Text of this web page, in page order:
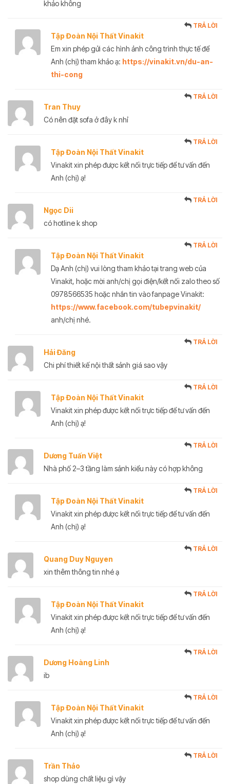
khảo không
Tập Đoàn Nội Thất Vinakit
TRẢ LỜI
Em xin phép gửi các hình ảnh công trình thực tế để
Anh (chị) tham khảo ạ: https://vinakit.vn/du-an-
thi-cong
Tran Thuy
TRẢ LỜI
Có nên đặt sofa ở đây k nhỉ
Tập Đoàn Nội Thất Vinakit
TRẢ LỜI
Vinakit xin phép được kết nối trực tiếp để tư vấn đến
Anh (chị) ạ!
Ngọc Dii
TRẢ LỜI
có hotline k shop
Tập Đoàn Nội Thất Vinakit
TRẢ LỜI
Dạ Anh (chị) vui lòng tham khảo tại trang web của
Vinakit, hoặc mời anh/chị gọi điện/kết nối zalo theo số
0978566535 hoặc nhắn tin vào fanpage Vinakit:
https://www.facebook.com/tubepvinakit/
anh/chị nhé.
Hải Đăng
TRẢ LỜI
Chi phí thiết kế nội thất sảnh giá sao vậy
Tập Đoàn Nội Thất Vinakit
TRẢ LỜI
Vinakit xin phép được kết nối trực tiếp để tư vấn đến
Anh (chị) ạ!
Dương Tuấn Việt
TRẢ LỜI
Nhà phố 2–3 tầng làm sảnh kiểu này có hợp không
Tập Đoàn Nội Thất Vinakit
TRẢ LỜI
Vinakit xin phép được kết nối trực tiếp để tư vấn đến
Anh (chị) ạ!
Quang Duy Nguyen
TRẢ LỜI
xin thêm thông tin nhé ạ
Tập Đoàn Nội Thất Vinakit
TRẢ LỜI
Vinakit xin phép được kết nối trực tiếp để tư vấn đến
Anh (chị) ạ!
Dương Hoàng Linh
TRẢ LỜI
ib
Tập Đoàn Nội Thất Vinakit
TRẢ LỜI
Vinakit xin phép được kết nối trực tiếp để tư vấn đến
Anh (chị) ạ!
Trần Thảo
TRẢ LỜI
shop dùng chất liệu gì vậy